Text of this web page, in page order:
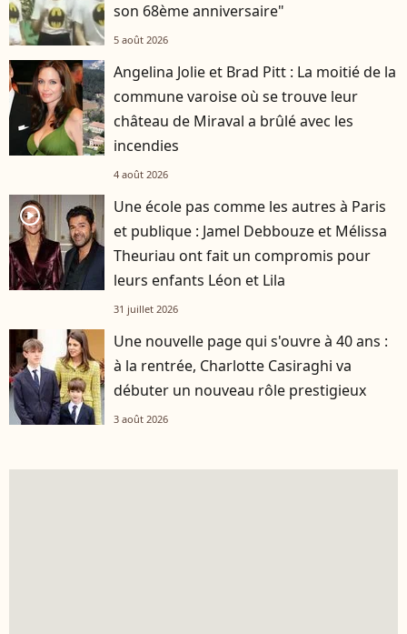
son 68ème anniversaire"
5 août 2026
Angelina Jolie et Brad Pitt : La moitié de la
commune varoise où se trouve leur
château de Miraval a brûlé avec les
incendies
4 août 2026
player2
Une école pas comme les autres à Paris
et publique : Jamel Debbouze et Mélissa
Theuriau ont fait un compromis pour
leurs enfants Léon et Lila
31 juillet 2026
Une nouvelle page qui s'ouvre à 40 ans :
à la rentrée, Charlotte Casiraghi va
débuter un nouveau rôle prestigieux
3 août 2026